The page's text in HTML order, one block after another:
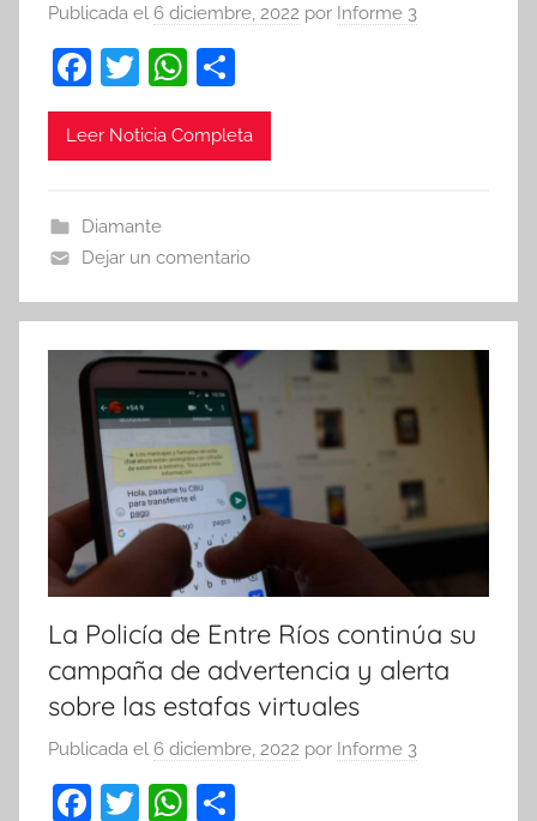
Publicada el 6 diciembre, 2022 por Informe 3
F
a
c
b
o
o
k
T
w
itt
W
h
at
p
p
o
m
tir
Leer Noticia Completa
Diamante
Dejar un comentario
La Policía de Entre Ríos continúa su
campaña de advertencia y alerta
sobre las estafas virtuales
Publicada el 6 diciembre, 2022 por Informe 3
F
T
W